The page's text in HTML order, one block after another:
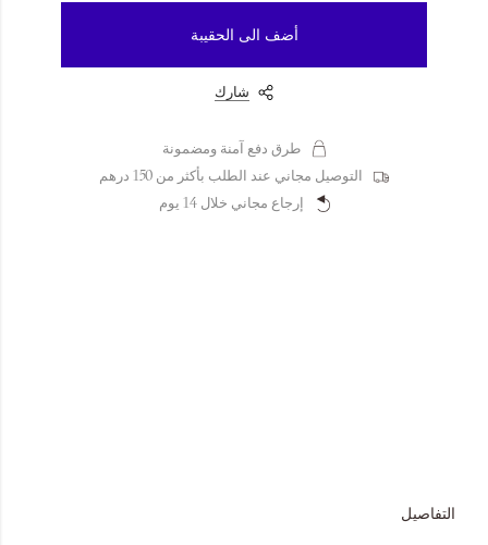
أضف الى الحقيبة
شارك
طرق دفع آمنة ومضمونة
التوصيل مجاني عند الطلب بأكثر من 150 درهم
إرجاع مجاني خلال 14 يوم
التفاصيل